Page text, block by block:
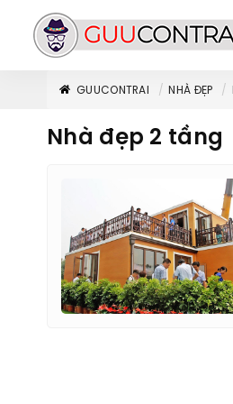
GUUCONTRAI NHÀ ĐẸP
Nhà đẹp 2 tầng